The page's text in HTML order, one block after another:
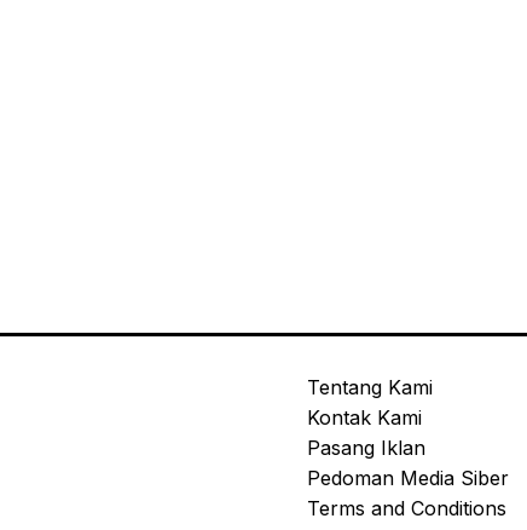
Tentang Kami
Kontak Kami
Pasang Iklan
Pedoman Media Siber
Terms and Conditions